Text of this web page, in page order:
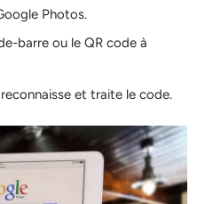
Photos.
barre ou le QR code à
et traite le code.